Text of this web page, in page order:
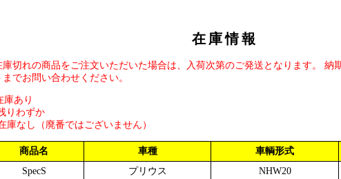
在庫情報
切れの商品をご注文いただいた場合は、入荷次第のご発送となります。 納
までお問い合わせください。
庫あり
りわずか
庫なし（廃番ではございません）
商品名 車種 車輌形式
SpecS
プリウス NHW20